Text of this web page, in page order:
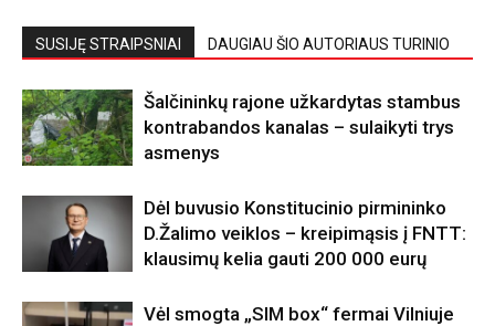
SUSIJĘ STRAIPSNIAI DAUGIAU ŠIO AUTORIAUS TURINIO
Šalčininkų rajone užkardytas stambus
kontrabandos kanalas – sulaikyti trys
asmenys
Dėl buvusio Konstitucinio pirmininko
D.Žalimo veiklos – kreipimąsis į FNTT:
klausimų kelia gauti 200 000 eurų
Vėl smogta „SIM box“ fermai Vilniuje